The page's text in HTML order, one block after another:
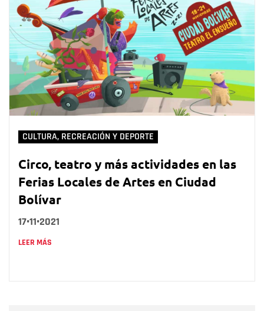
CULTURA, RECREACIÓN Y DEPORTE
Circo, teatro y más actividades en las
Ferias Locales de Artes en Ciudad
Bolívar
17•11•2021
LEER MÁS